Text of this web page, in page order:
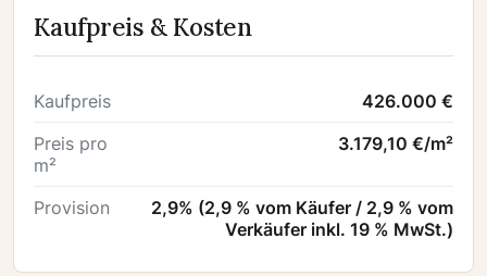
Kaufpreis & Kosten
Kaufpreis
426.000 €
Preis pro
m²
3.179,10 €/m²
Provision
2,9% (2,9 % vom Käufer / 2,9 % vom
Verkäufer inkl. 19 % MwSt.)